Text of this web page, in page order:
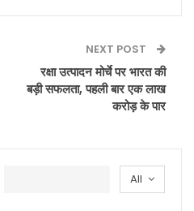
NEXT POST
रक्षा उत्पादन मोर्चे पर भारत की
बड़ी सफलता, पहली बार एक लाख
करोड़ के पार
All